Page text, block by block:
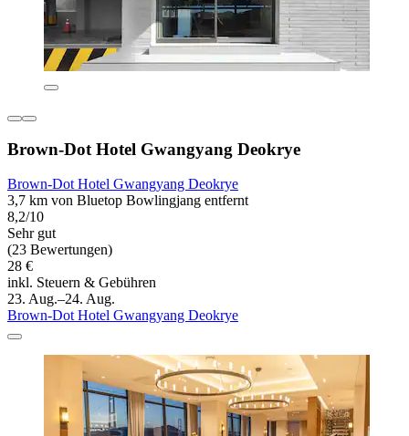
Brown-Dot Hotel Gwangyang Deokrye
Brown-Dot Hotel Gwangyang Deokrye
3,7 km von Bluetop Bowlingjang entfernt
8,2/10
Sehr gut
(23 Bewertungen)
28 €
inkl. Steuern & Gebühren
23. Aug.–24. Aug.
Brown-Dot Hotel Gwangyang Deokrye